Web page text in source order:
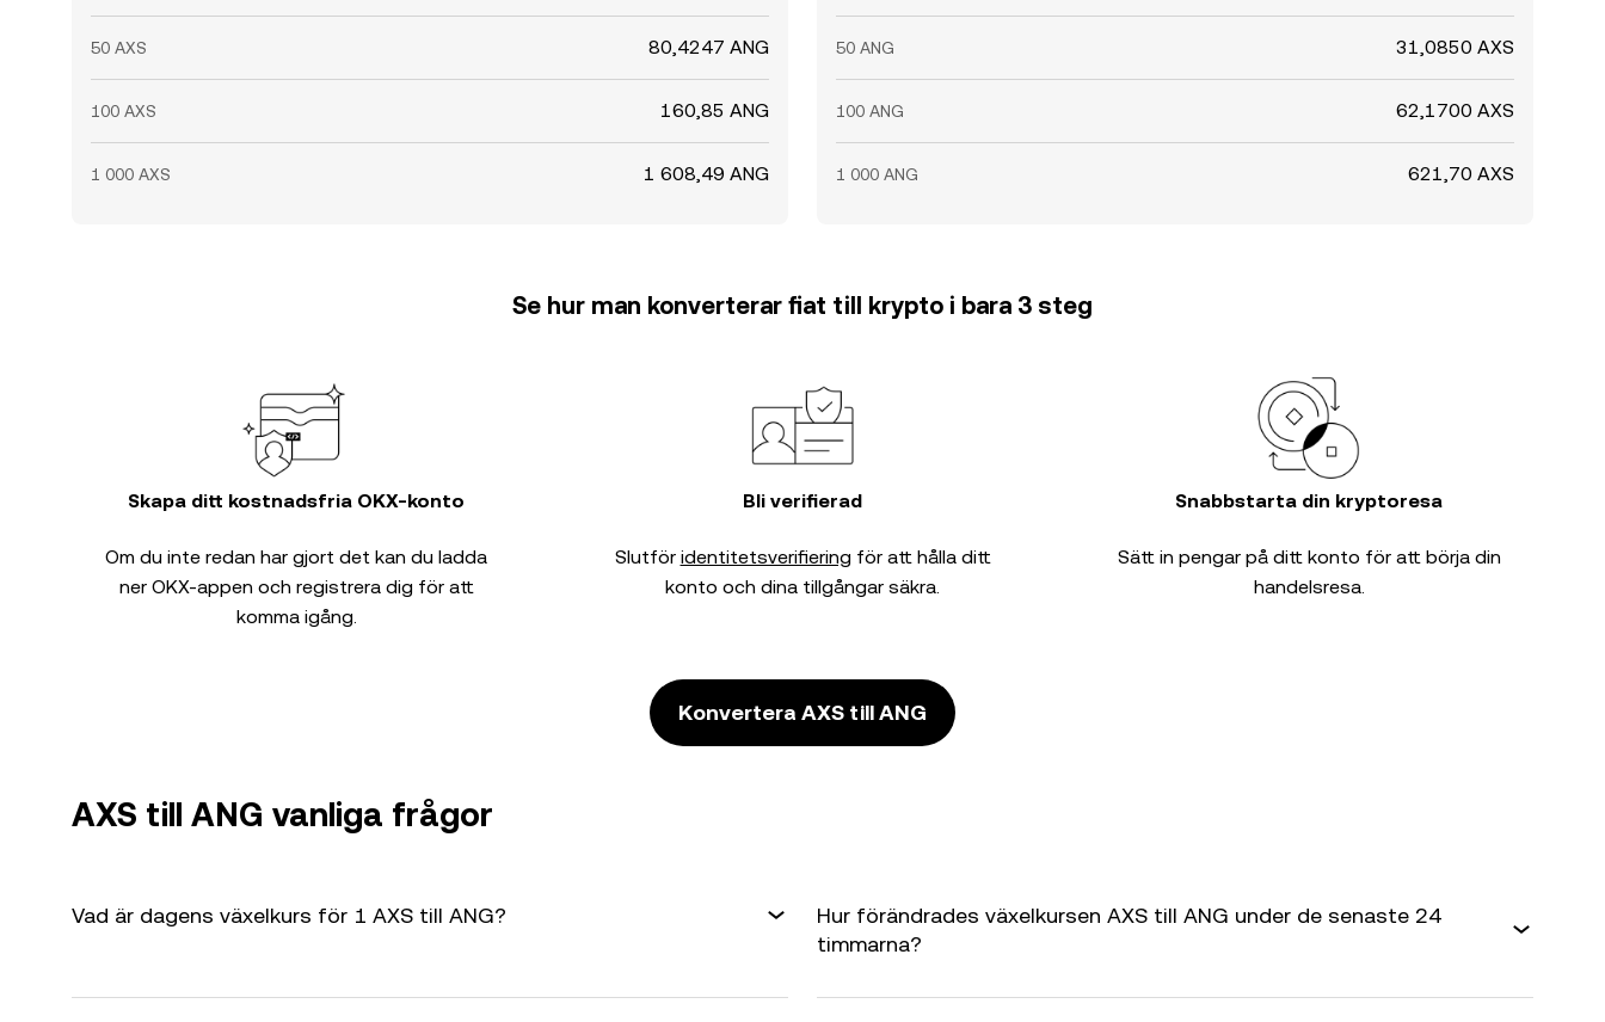
50 AXS 80,4247 ANG
100 AXS 160,85 ANG
1 000 AXS 1 608,49 ANG
50 ANG 31,0850 AXS
100 ANG 62,1700 AXS
1 000 ANG 621,70 AXS
Se hur man konverterar fiat till krypto i bara 3 steg
Skapa ditt kostnadsfria OKX-konto
Om du inte redan har gjort det kan du ladda
ner OKX-appen och registrera dig för att
komma igång.
Bli verifierad
Slutför identitetsverifiering för att hålla ditt
konto och dina tillgångar säkra.
Snabbstarta din kryptoresa
Sätt in pengar på ditt konto för att börja din
handelsresa.
Konvertera AXS till ANG
AXS till ANG vanliga frågor
Vad är dagens växelkurs för 1 AXS till ANG?
Hur förändrades växelkursen AXS till ANG under de senaste 24
timmarna?